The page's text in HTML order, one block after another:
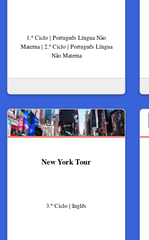
1.º Ciclo | Português Língua Não
Materna | 2.º Ciclo | Português Língua
Não Materna
New York Tour
3.º Ciclo | Inglês